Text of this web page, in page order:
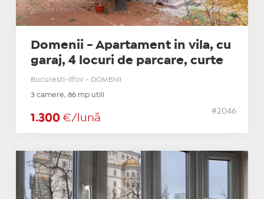
Domenii - Apartament in vila, cu
garaj, 4 locuri de parcare, curte
Bucuresti-Ilfov - DOMENII
3 camere, 86 mp utili
1.300 €/lună
#2046